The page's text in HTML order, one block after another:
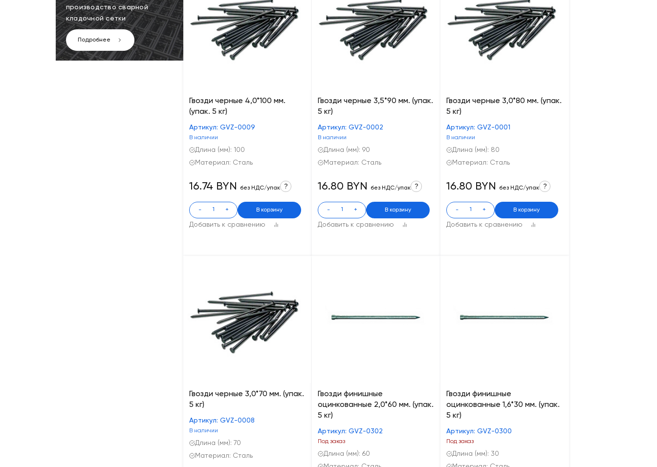
производство сварной
кладочной сетки
Подробнее
Гвозди черные 4,0*100 мм.
(упак. 5 кг)
Артикул: GVZ-0009
В наличии
Длина (мм): 100
Материал: Сталь
Добавить к сравнению
16.74 BYN без НДС/упак ?
- + В корзину
Гвозди черные 3,5*90 мм. (упак.
5 кг)
Артикул: GVZ-0002
В наличии
Длина (мм): 90
Материал: Сталь
Добавить к сравнению
16.80 BYN без НДС/упак ?
- + В корзину
Гвозди черные 3,0*80 мм. (упак.
5 кг)
Артикул: GVZ-0001
В наличии
Длина (мм): 80
Материал: Сталь
Добавить к сравнению
16.80 BYN без НДС/упак ?
- + В корзину
Гвозди черные 3,0*70 мм. (упак.
5 кг)
Артикул: GVZ-0008
В наличии
Длина (мм): 70
Материал: Сталь
Гвозди финишные
оцинкованные 2,0*60 мм. (упак.
5 кг)
Артикул: GVZ-0302
Под заказ
Длина (мм): 60
Гвозди финишные
оцинкованные 1,6*30 мм. (упак.
5 кг)
Артикул: GVZ-0300
Под заказ
Длина (мм): 30